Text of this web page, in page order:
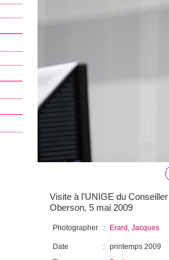
Visite à l'UNIGE du
Oberson, 5 mai 2009
Photographer : Erard, Jacques
Date : printemps 2009